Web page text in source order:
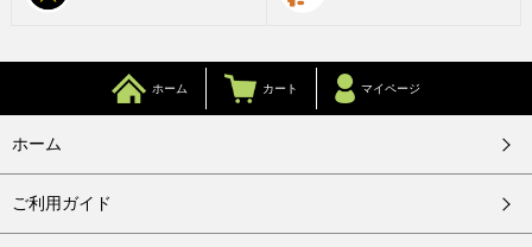
ホーム カート マイページ
ホーム
ご利用ガイド